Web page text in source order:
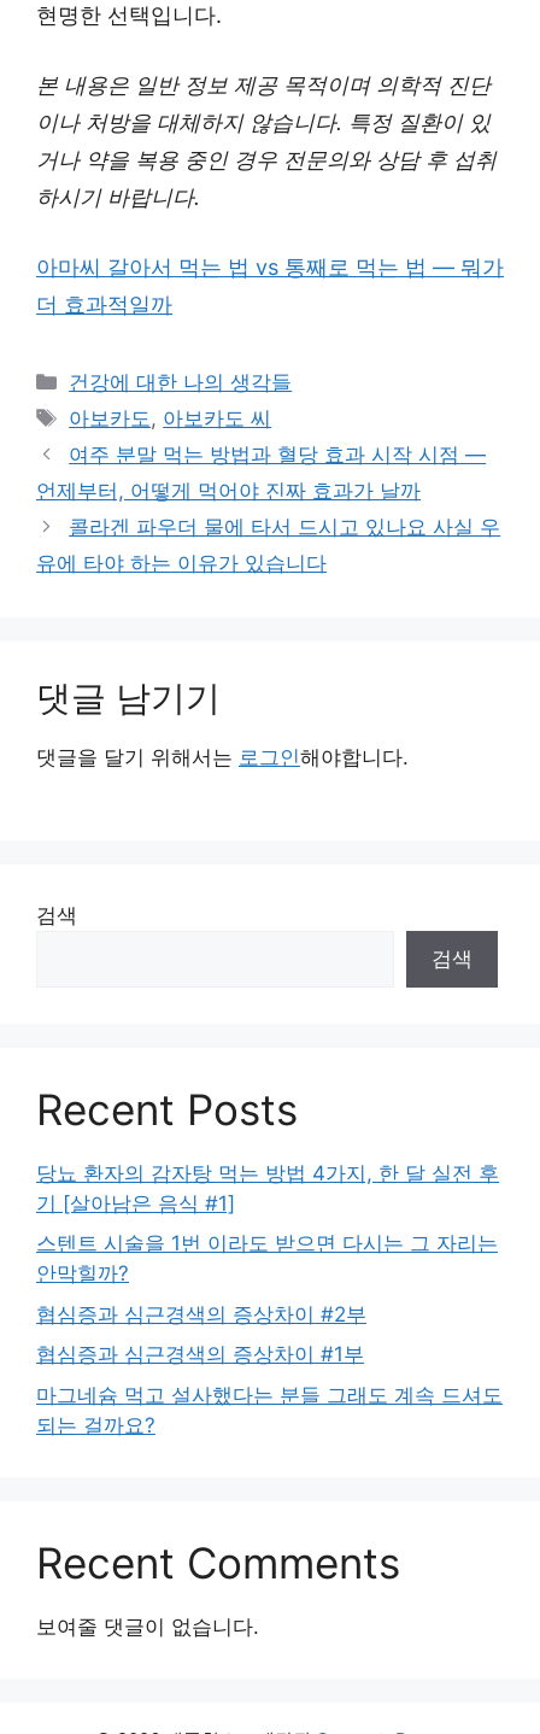
현명한 선택입니다.
본 내용은 일반 정보 제공 목적이며 의학적 진단
이나 처방을 대체하지 않습니다. 특정 질환이 있
거나 약을 복용 중인 경우 전문의와 상담 후 섭취
하시기 바랍니다.
아마씨 갈아서 먹는 법 vs 통째로 먹는 법 — 뭐가
더 효과적일까
카
테
리
건강에 대한 나의 생각들
태
그
아보카도, 아보카도 씨
여주 분말 먹는 방법과 혈당 효과 시작 시점 —
언제부터, 어떻게 먹어야 진짜 효과가 날까
콜라겐 파우더 물에 타서 드시고 있나요 사실 우
유에 타야 하는 이유가 있습니다
댓글 남기기
댓글을 달기 위해서는 로그인해야합니다.
검색
검색
Recent Posts
당뇨 환자의 감자탕 먹는 방법 4가지, 한 달 실전 후
기 [살아남은 음식 #1]
스텐트 시술을 1번 이라도 받으면 다시는 그 자리는
안막힐까?
협심증과 심근경색의 증상차이 #2부
협심증과 심근경색의 증상차이 #1부
마그네슘 먹고 설사했다는 분들 그래도 계속 드셔도
되는 걸까요?
Recent Comments
보여줄 댓글이 없습니다.